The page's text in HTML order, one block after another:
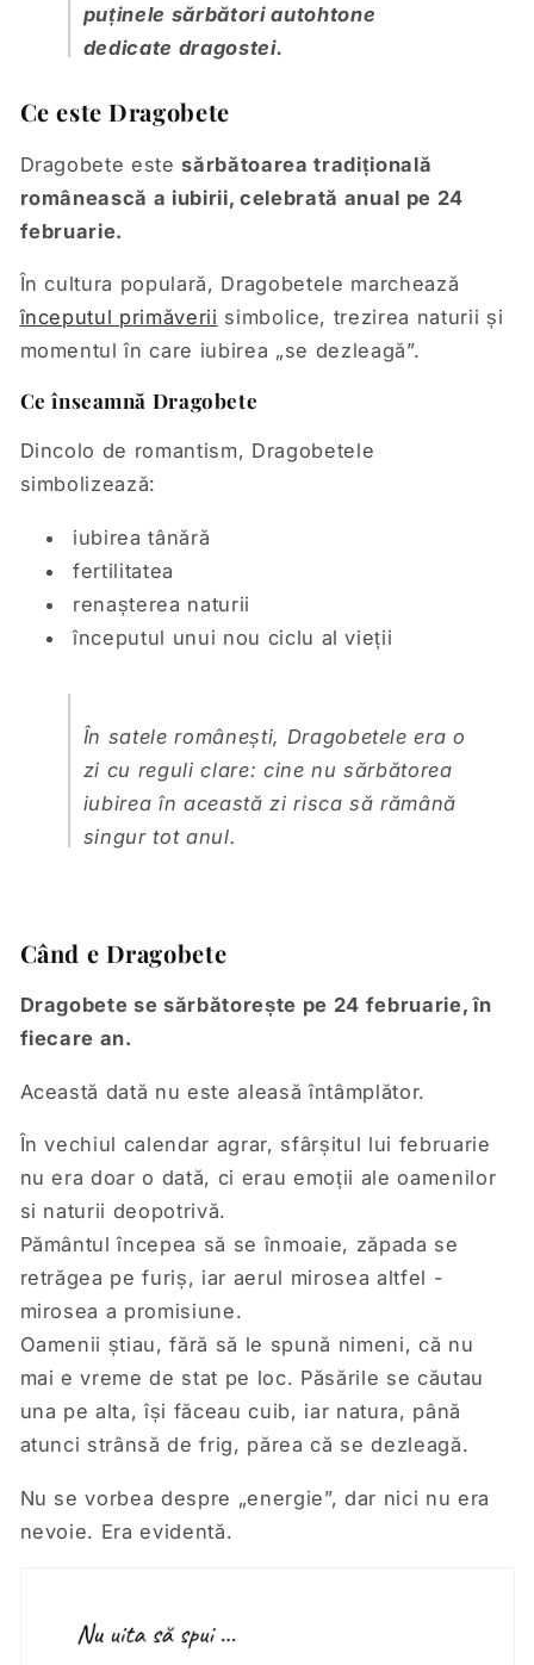
puținele sărbători autohtone
dedicate dragostei.
Ce este Dragobete
Dragobete estesărbătoarea tradițională
românească a iubirii, celebrată anual pe 24
februarie.
În cultura populară, Dragobetele marchează
începutul primăverii simbolice, trezirea naturii și
momentul în care iubirea „se dezleagă”.
Ce înseamnă Dragobete
Dincolo de romantism, Dragobetele
simbolizează:
iubirea tânără
fertilitatea
renașterea naturii
începutul unui nou ciclu al vieții
În satele românești, Dragobetele era o
zi cu reguli clare: cine nu sărbătorea
iubirea în această zi risca să rămână
singur tot anul.
Când e Dragobete
Dragobete se sărbătorește pe 24 februarie, în
fiecare an.
Această dată nu este aleasă întâmplător.
În vechiul calendar agrar, sfârșitul lui februarie
nu era doar o dată, ci erau emoții ale oamenilor
si naturii deopotrivă.
Pământul începea să se înmoaie, zăpada se
retrăgea pe furiș, iar aerul mirosea altfel -
mirosea a promisiune.
Oamenii știau, fără să le spună nimeni, că nu
mai e vreme de stat pe loc. Păsările se căutau
una pe alta, își făceau cuib, iar natura, până
atunci strânsă de frig, părea că se dezleagă.
Nu se vorbea despre „energie”, dar nici nu era
nevoie. Era evidentă.